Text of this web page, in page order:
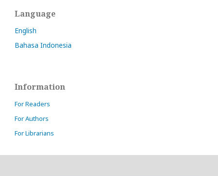
Language
English
Bahasa Indonesia
Information
For Readers
For Authors
For Librarians